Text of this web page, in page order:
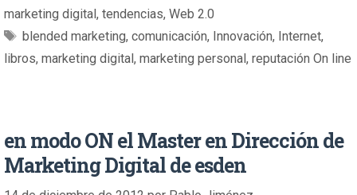
marketing digital, tendencias, Web 2.0
blended marketing, comunicación, Innovación, Internet,
libros, marketing digital, marketing personal, reputación On line
en modo ON el Master en Dirección de
Marketing Digital de esden